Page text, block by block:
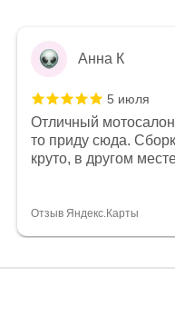
Анна К
5 июля
Отличный
то приду сюда.
круто, в другом
спасибо отдельное,
Отзыв Яндекс.Карты